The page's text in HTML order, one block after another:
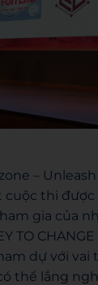
–
cuộc thi được
gia của
TO CHANGE
dự với vai
thể lắng